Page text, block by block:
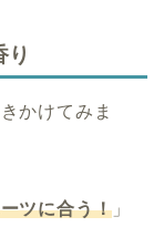
り
かけてみま
ツに合う！ 」